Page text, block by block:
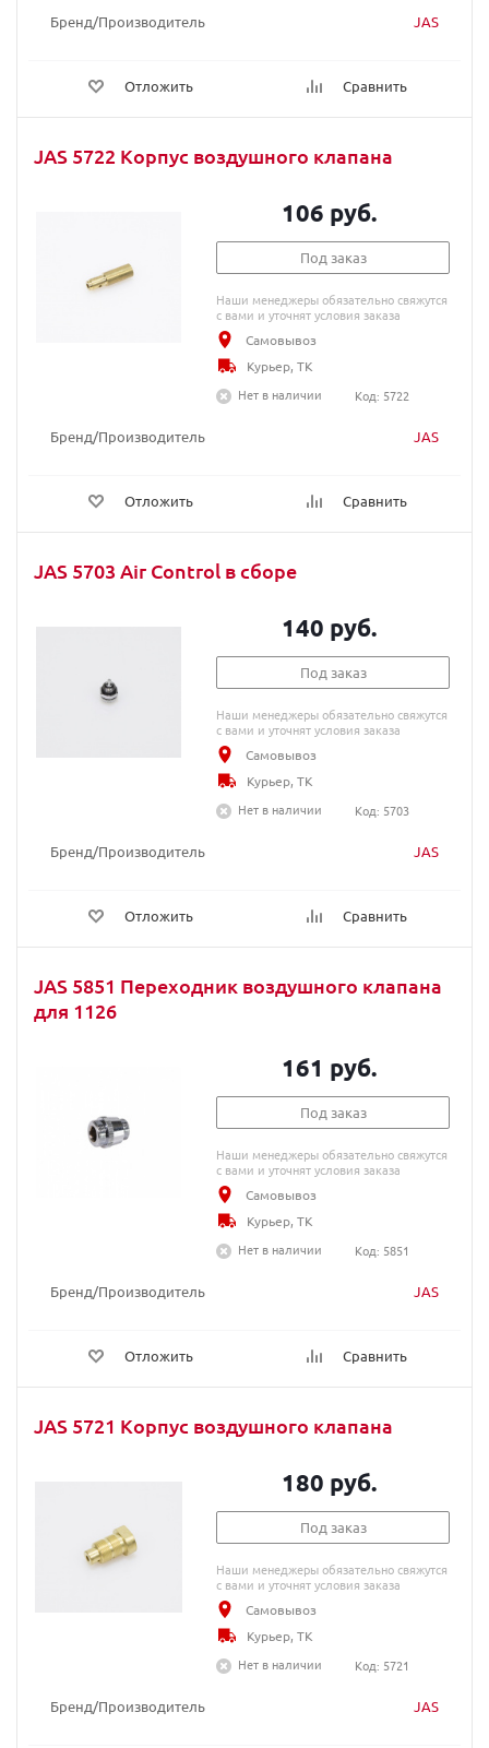
Бренд/Производитель JAS
Отложить Сравнить
JAS 5722 Корпус воздушного клапана
Бренд/Производитель JAS
Отложить Сравнить
106 руб.
Под заказ
Наши менеджеры обязательно свяжутся
с вами и уточнят условия заказа
Самовывоз
Курьер, ТК
Нет в наличии
Код: 5722
JAS 5703 Air Control в сборе
Бренд/Производитель JAS
Отложить Сравнить
140 руб.
Под заказ
Наши менеджеры обязательно свяжутся
с вами и уточнят условия заказа
Самовывоз
Курьер, ТК
Нет в наличии
Код: 5703
JAS 5851 Переходник воздушного клапана
для 1126
Бренд/Производитель JAS
Отложить Сравнить
161 руб.
Под заказ
Наши менеджеры обязательно свяжутся
с вами и уточнят условия заказа
Самовывоз
Курьер, ТК
Нет в наличии
Код: 5851
JAS 5721 Корпус воздушного клапана
Бренд/Производитель JAS
180 руб.
Под заказ
Наши менеджеры обязательно свяжутся
с вами и уточнят условия заказа
Самовывоз
Курьер, ТК
Нет в наличии
Код: 5721